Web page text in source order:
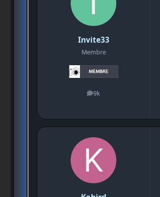
Invite33
Membre
9k
messages